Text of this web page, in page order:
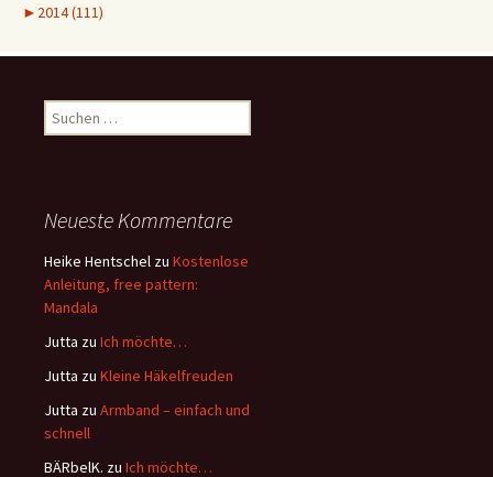
► 2014 (111)
Suchen
nach:
Neueste Kommentare
Heike Hentschel zu Kostenlose
Anleitung, free pattern:
Mandala
Jutta zu Ich möchte…
Jutta zu Kleine Häkelfreuden
Jutta zu Armband – einfach und
schnell
BÄRbelK. zu Ich möchte…